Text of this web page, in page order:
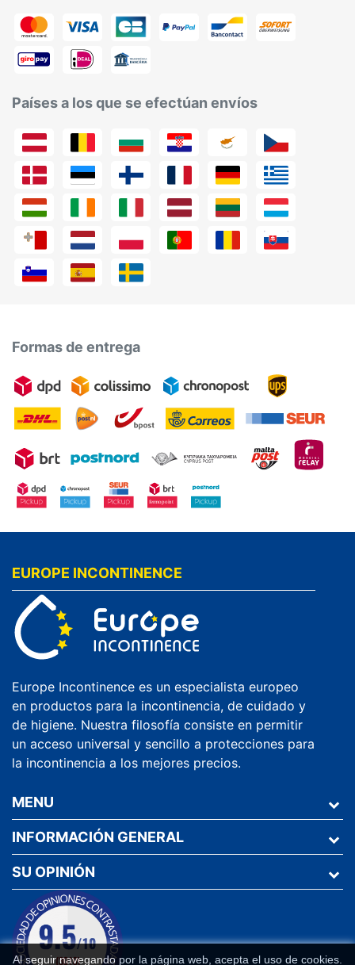
Países a los que se efectúan envíos
Formas de entrega
EUROPE INCONTINENCE
Europe Incontinence es un especialista europeo
en productos para la incontinencia, de cuidado y
de higiene. Nuestra filosofía consiste en permitir
un acceso universal y sencillo a protecciones para
la incontinencia a los mejores precios.
MENU
INFORMACIÓN GENERAL
Al seguir navegando por la página web, acepta el uso de cookies.
SU OPINIÓN